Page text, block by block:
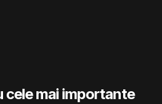
cele mai importante